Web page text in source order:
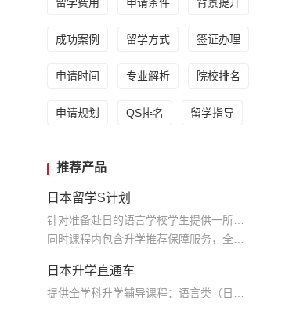
成功案例 留学方式 签证办理
申请时间 专业解析 院校排名
申请规划 QS排名 留学指导
推荐产品
日本留学S计划
日本升学直通车